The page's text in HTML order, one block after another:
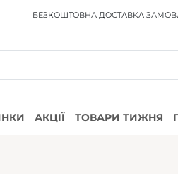
БЕЗКОШТОВНА ДОСТАВКА
АКЦІЇ ТОВАРИ ТИЖНЯ